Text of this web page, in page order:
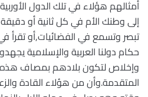
أمثالهم هؤلاء في تلك الدول
إلى وطنك الأم في كل ثانية أو
تبصر وتسمع في الفضائيات,أو تقرأ
حكام دولنا العربية والإسلامية
وإخلاص لتكون بلادهم بمصاف
المتقدمة.وأن من هؤلاء القادة